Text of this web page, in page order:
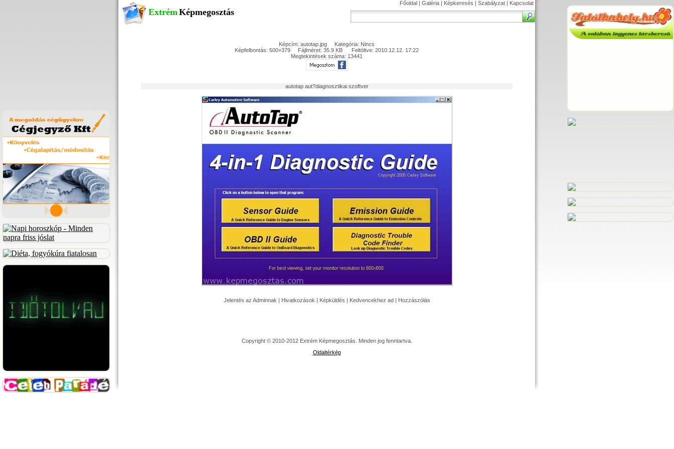
ExtrémKépmegosztás
Főoldal | Galéria | Képkeresés | Szabályzat | Kapcsolat
Képcím: autotap.jpg Kategória: Nincs
Képfelbontás: 500×379 Fájlméret: 35.9 KB Feltöltve: 2010.12.12. 17:22
Megtekintések száma: 13441
autotap aut?diagnosztikai szoftver
Jelentés az Adminnak Hivatkozások Képküldés Kedvencekhez ad Hozzászólás
Copyright © 2010-2012 Extrém Képmegosztás. Minden jog fenntartva.
Oldaltérkép